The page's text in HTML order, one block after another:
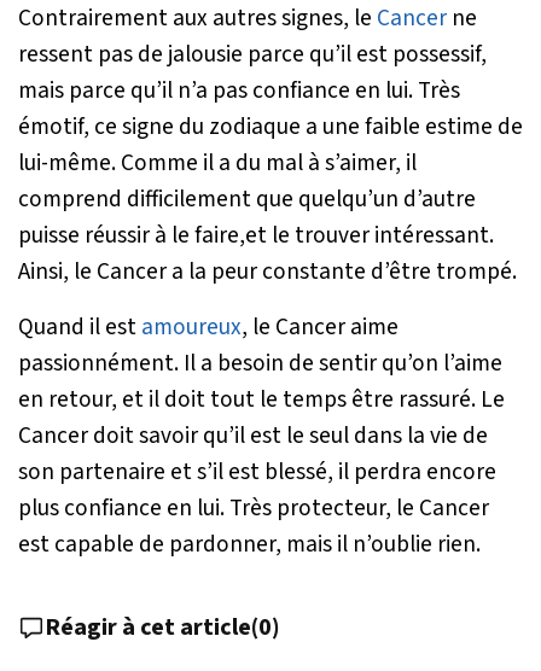
Contrairement aux autres signes, le Cancer ne
ressent pas de jalousie parce qu’il est possessif,
mais parce qu’il n’a pas confiance en lui. Très
émotif, ce signe du zodiaque a une faible estime de
lui-même. Comme il a du mal à s’aimer, il
comprend difficilement que quelqu’un d’autre
puisse réussir à le faire,et le trouver intéressant.
Ainsi, le Cancer a la peur constante d’être trompé.
Quand il estamoureux, le Cancer aime
passionnément. Il a besoin de sentir qu’on l’aime
en retour, et il doit tout le temps être rassuré. Le
Cancer doit savoir qu’il est le seul dans la vie de
son partenaire et s’il est blessé, il perdra encore
plus confiance en lui. Très protecteur, le Cancer
est capable de pardonner, mais il n’oublie rien.
Réagir à cet article(0)